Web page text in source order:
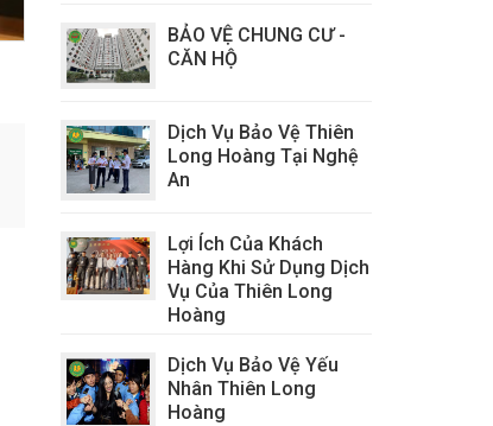
BẢO VỆ CHUNG CƯ -
CĂN HỘ
Dịch Vụ Bảo Vệ Thiên
Long Hoàng Tại Nghệ
An
Lợi Ích Của Khách
Hàng Khi Sử Dụng Dịch
Vụ Của Thiên Long
Hoàng
Dịch Vụ Bảo Vệ Yếu
Nhân Thiên Long
Hoàng